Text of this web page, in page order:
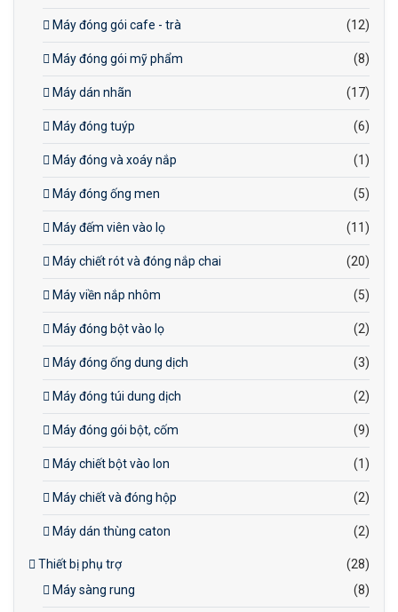
Máy đóng gói cafe - trà (12)
Máy đóng gói mỹ phẩm (8)
Máy dán nhãn (17)
Máy đóng tuýp (6)
Máy đóng và xoáy nắp (1)
Máy đóng ống men (5)
Máy đếm viên vào lọ (11)
Máy chiết rót và đóng nắp chai (20)
Máy viền nắp nhôm (5)
Máy đóng bột vào lọ (2)
Máy đóng ống dung dịch (3)
Máy đóng túi dung dịch (2)
Máy đóng gói bột, cốm (9)
Máy chiết bột vào lon (1)
Máy chiết và đóng hộp (2)
Máy dán thùng caton (2)
Thiết bị phụ trợ
(28)
Máy sàng rung
(8)